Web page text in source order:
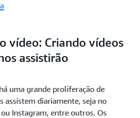
vídeo: Criando vídeos
assistirão
uma grande proliferação de
assistem diariamente, seja no
Instagram, entre outros. Os